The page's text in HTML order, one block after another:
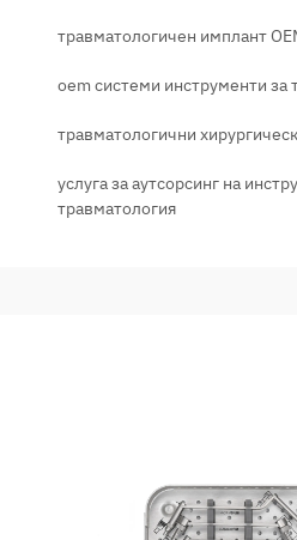
травматологичен имплант
oem системи инструменти за
травматологични
услуга за аутсорсинг на
травматология